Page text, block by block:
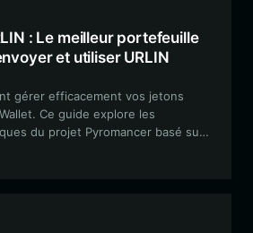
: Le meilleur portefeuille
et utiliser URLIN
gérer efficacement vos jetons
Ce guide explore les
du projet Pyromancer basé sur
Bitget Wallet est le choix